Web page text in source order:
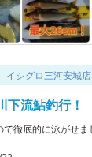
イシグロ三河安城店
下流鮎釣行！